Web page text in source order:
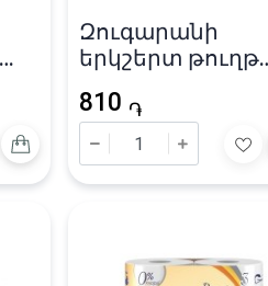
Զուգարանի
երկշերտ թուղթ
810 ֏